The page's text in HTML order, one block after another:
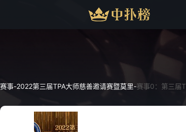
赛事-2022第三届TPA大师慈善邀请赛暨莫里-赛事0：第三届